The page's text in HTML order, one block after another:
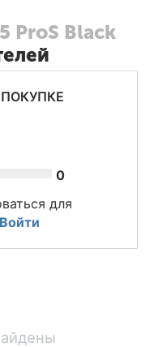
ProS Black
0
для
Войти